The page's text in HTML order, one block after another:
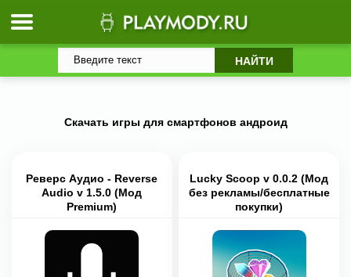
Скачать игры для смартфонов андроид
Реверс Аудио - Reverse
Audio v 1.5.0 (Мод
Premium)
Lucky Scoop v 0.0.2 (Мод
без рекламы/бесплатные
покупки)